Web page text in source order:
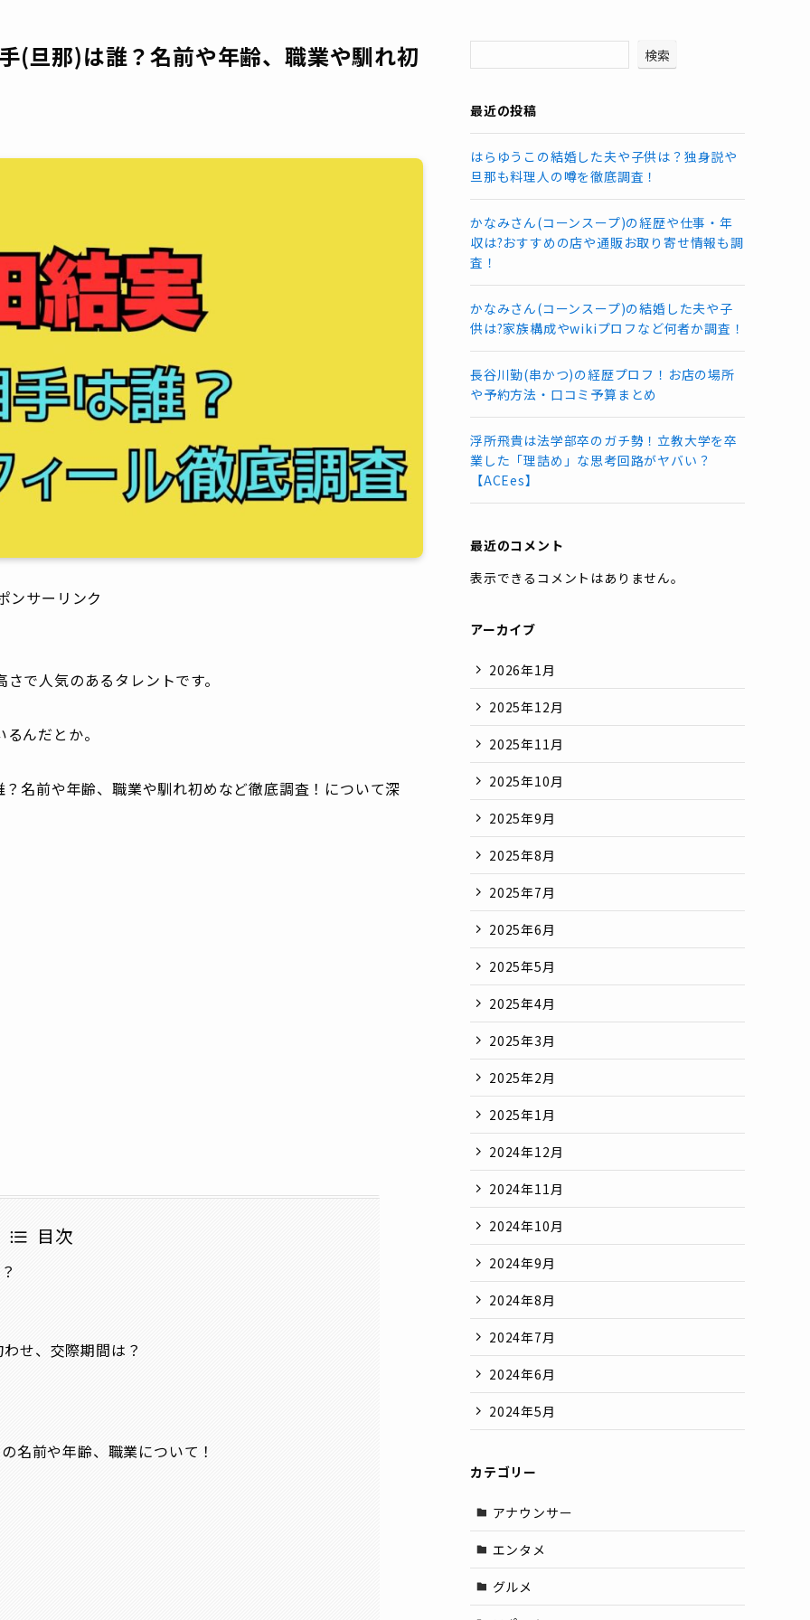
(旦那)は誰？名前や年齢、職業や馴れ初
ンサーリンク
で人気のあるタレントです。
んだとか。
名前や年齢、職業や馴れ初めなど徹底調査！について深
目次
せ、交際期間は？
名前や年齢、職業について！
検索
最近の投稿
はらゆうこの結婚した夫や子供は？独身説や
旦那も料理人の噂を徹底調査！
かなみさん(コーンスープ)の経歴や仕事・年
収は?おすすめの店や通販お取り寄せ情報も調
査！
かなみさん(コーンスープ)の結婚した夫や子
供は?家族構成やwikiプロフなど何者か調査！
長谷川勤(串かつ)の経歴プロフ！お店の場所
や予約方法・口コミ予算まとめ
浮所飛貴は法学部卒のガチ勢！立教大学を卒
業した「理詰め」な思考回路がヤバい？
【ACEes】
最近のコメント
表示できるコメントはありません。
アーカイブ
2026年1月
2025年12月
2025年11月
2025年10月
2025年9月
2025年8月
2025年7月
2025年6月
2025年5月
2025年4月
2025年3月
2025年2月
2025年1月
2024年12月
2024年11月
2024年10月
2024年9月
2024年8月
2024年7月
2024年6月
2024年5月
カテゴリー
アナウンサー
エンタメ
グルメ